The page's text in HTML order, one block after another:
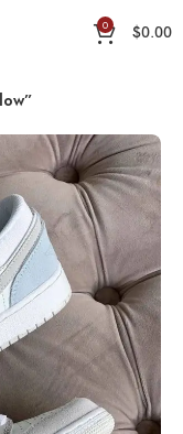
0 $0.00